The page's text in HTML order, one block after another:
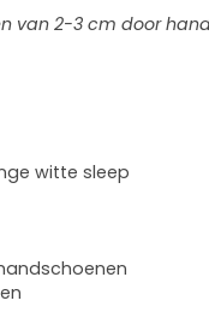
van 2-3 cm door
witte sleep